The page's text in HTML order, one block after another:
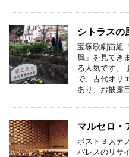
シトラスの
宝塚歌劇宙組
風」を見てき
る人気です。
で、古代オリ
あり、お披露
マルセロ・
ポスト３大テ
バレスのリサ